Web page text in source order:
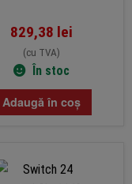
829,38 lei
(cu TVA)
În stoc
Adaugă în coș